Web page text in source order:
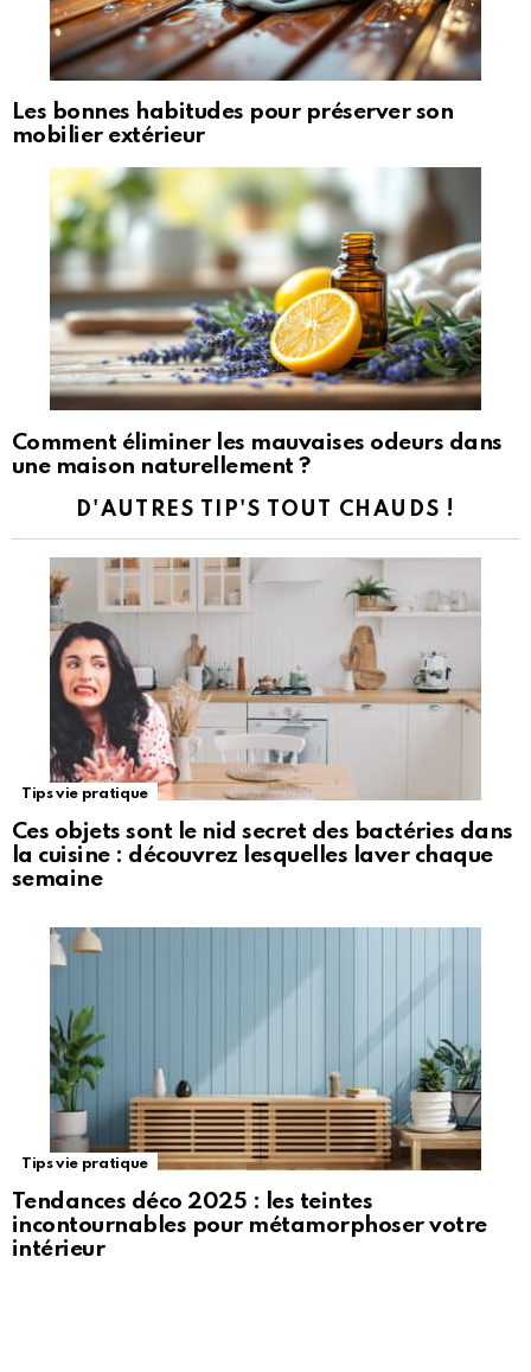
Les bonnes habitudes pour préserver son
mobilier extérieur
Comment éliminer les mauvaises odeurs dans
une maison naturellement ?
D'AUTRES TIP'S TOUT CHAUDS !
Tips vie pratique
Ces objets sont le nid secret des bactéries dans
la cuisine : découvrez lesquelles laver chaque
semaine
Tips vie pratique
Tendances déco 2025 : les teintes
incontournables pour métamorphoser votre
intérieur